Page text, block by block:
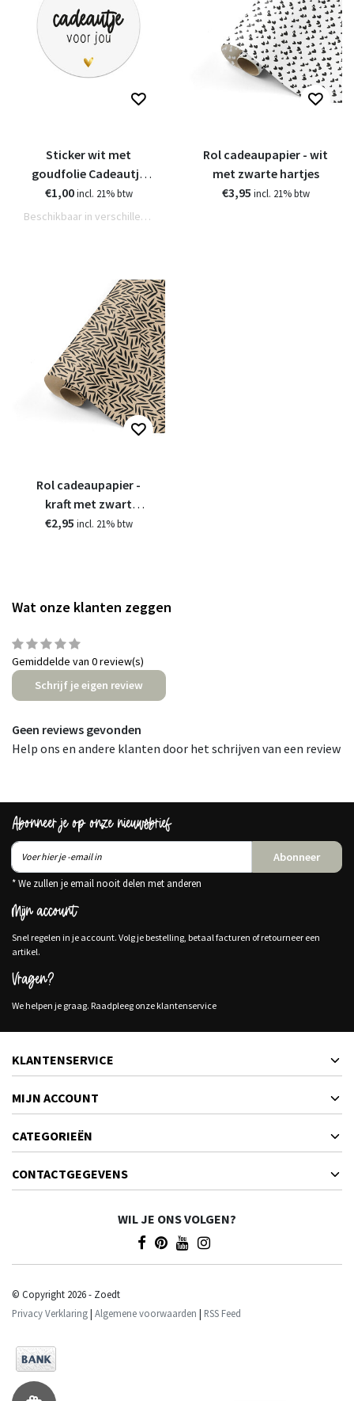
Sticker wit met
goudfolie Cadeautje
voor jou | 5 stuks |
4,5cm
€1,00 incl. 21% btw
Beschikbaar in verschillende varianten
Rol cadeaupapier - wit
met zwarte hartjes
€3,95 incl. 21% btw
Rol cadeaupapier -
kraft met zwart
patroon
€2,95 incl. 21% btw
Wat onze klanten zeggen
Gemiddelde van 0 review(s)
Schrijf je eigen review
Geen reviews gevonden
Help ons en andere klanten door het schrijven van een review
Abonneer je op onze nieuwsbrief
Abonneer
* We zullen je email nooit delen met anderen
Mijn account
Snel regelen in je account. Volg je bestelling, betaal facturen of retourneer een
artikel.
Vragen?
We helpen je graag. Raadpleeg onze klantenservice
KLANTENSERVICE
MIJN ACCOUNT
CATEGORIEËN
CONTACTGEGEVENS
WIL JE ONS VOLGEN?
© Copyright 2026 - Zoedt
Privacy Verklaring| Algemene voorwaarden | RSS Feed